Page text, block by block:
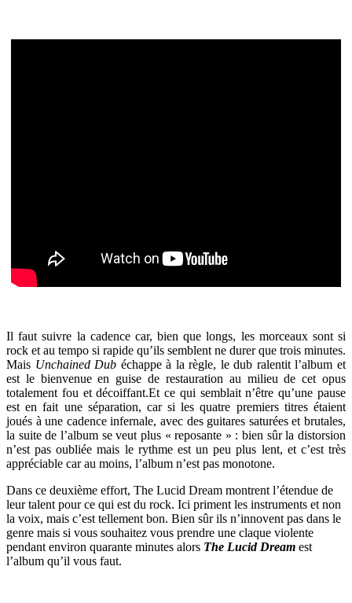
Il faut suivre la cadence car, bien que longs, les morceaux sont si
rock et au tempo si rapide qu’ils semblent ne durer que trois minutes.
Mais Unchained Dub échappe à la règle, le dub ralentit l’album et
est le bienvenue en guise de restauration au milieu de cet opus
totalement fou et décoiffant.Et ce qui semblait n’être qu’une pause
est en fait une séparation, car si les quatre premiers titres étaient
joués à une cadence infernale, avec des guitares saturées et brutales,
la suite de l’album se veut plus « reposante » : bien sûr la distorsion
n’est pas oubliée mais le rythme est un peu plus lent, et c’est très
appréciable car au moins, l’album n’est pas monotone.
Dans ce deuxième effort, The Lucid Dream montrent l’étendue de
leur talent pour ce qui est du rock. Ici priment les instruments et non
la voix, mais c’est tellement bon. Bien sûr ils n’innovent pas dans le
genre mais si vous souhaitez vous prendre une claque violente
pendant environ quarante minutes alors The Lucid Dream est
l’album qu’il vous faut.